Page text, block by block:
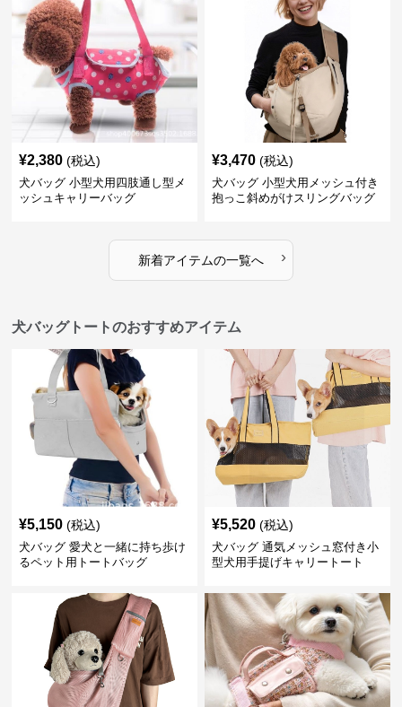
¥2,380 (税込)
犬バッグ 小型犬用四肢通し型メ
ッシュキャリーバッグ
¥3,470 (税込)
犬バッグ 小型犬用メッシュ付き
抱っこ斜めがけスリングバッグ
新着アイテムの一覧へ ›
犬バッグトートのおすすめアイテム
¥5,150 (税込)
犬バッグ 愛犬と一緒に持ち歩け
るペット用トートバッグ
¥5,520 (税込)
犬バッグ 通気メッシュ窓付き小
型犬用手提げキャリートート